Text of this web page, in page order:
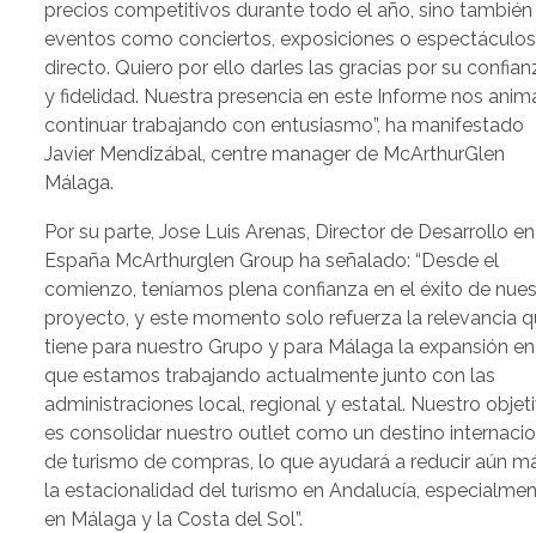
precios competitivos durante todo el año, sino también
eventos como conciertos, exposiciones o
directo. Quiero por ello darles las gracias por su
y fidelidad. Nuestra presencia en este Informe nos
continuar trabajando con entusiasmo”, ha manifestado
Javier Mendizábal, centre manager de McArthurGlen
Málaga.
Por su parte, Jose Luis Arenas, Director de Desarrollo en
España McArthurglen Group ha señalado: “Desde el
comienzo, teníamos plena confianza en el éxito de
proyecto, y este momento solo refuerza la relevancia
tiene para nuestro Grupo y para Málaga la expansión
que estamos trabajando actualmente junto con las
administraciones local, regional y estatal. Nuestro
es consolidar nuestro outlet como un destino
de turismo de compras, lo que ayudará a reducir aún
la estacionalidad del turismo en Andalucía,
en Málaga y la Costa del Sol”.